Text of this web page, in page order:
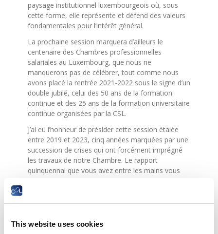
This website uses cookies
paysage institutionnel luxembourgeois où, sous
cette forme, elle représente et défend des valeurs
fondamentales pour l’intérêt général.
La prochaine session marquera d’ailleurs le
centenaire des Chambres professionnelles
salariales au Luxembourg, que nous ne
manquerons pas de célébrer, tout comme nous
avons placé la rentrée 2021-2022 sous le signe d’un
double jubilé, celui des 50 ans de la formation
continue et des 25 ans de la formation universitaire
continue organisées par la CSL.
J’ai eu l’honneur de présider cette session étalée
entre 2019 et 2023, cinq années marquées par une
succession de crises qui ont forcément imprégné
les travaux de notre Chambre. Le rapport
quinquennal que vous avez entre les mains vous
Dès 2020, la pandémie de Covid-19 a créé une
La CSL s’est attelée à assurer la continuité de ses